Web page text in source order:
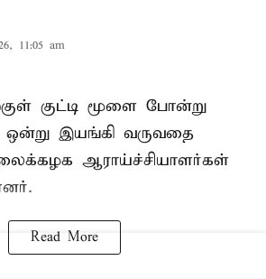
11:05 am
குட்டி மூளை போன்று
இயங்கி வருவதை
ஆராய்ச்சியாளர்கள்
Read More